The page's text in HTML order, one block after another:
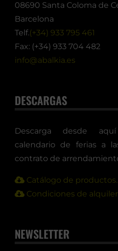
08690 Santa Coloma de
Barcelona
Telf.(+34) 933 795 461
Fax: (+34) 933 704 482
info@abalkia.es
DESCARGAS
Descarga desde
calendario de ferias a
contrato de
Catálogo de productos.
Condiciones de
NEWSLETTER